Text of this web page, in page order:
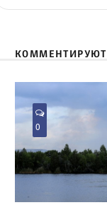
КОММЕНТИРУЮТ
0